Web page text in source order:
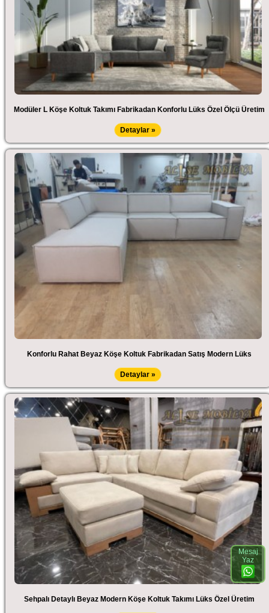
Modüler L Köşe Koltuk Takımı Fabrikadan Konforlu Lüks Özel Ölçü Üretim
Detaylar »
Konforlu Rahat Beyaz Köşe Koltuk Fabrikadan Satış Modern Lüks
Detaylar »
Sehpalı Detaylı Beyaz Modern Köşe Koltuk Takımı Lüks Özel Üretim
Mesaj
Yaz